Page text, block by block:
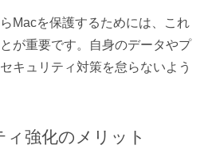
Macを保護するためには、これ
が重要です。自身のデータやプ
キュリティ対策を怠らないよう
強化のメリット